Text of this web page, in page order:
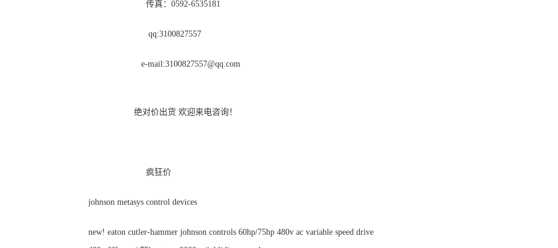
传真：0592-6535181
qq:3100827557
e-mail:3100827557@qq.com
绝对价出货 欢迎来电咨询！
疯狂价
johnson metasys control devices
new! eaton cutler-hammer johnson controls 60hp/75hp 480v ac variable speed drive